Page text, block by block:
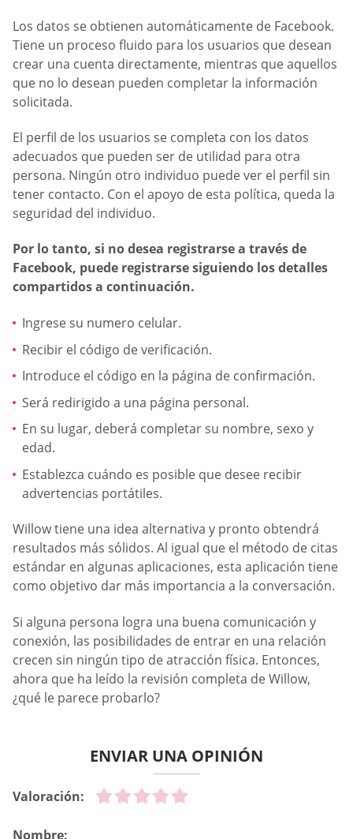
Los datos se obtienen automáticamente de Facebook.
Tiene un proceso fluido para los usuarios que desean
crear una cuenta directamente, mientras que aquellos
que no lo desean pueden completar la información
solicitada.
El perfil de los usuarios se completa con los datos
adecuados que pueden ser de utilidad para otra
persona. Ningún otro individuo puede ver el perfil sin
tener contacto. Con el apoyo de esta política, queda la
seguridad del individuo.
Por lo tanto, si no desea registrarse a través de
Facebook, puede registrarse siguiendo los detalles
compartidos a continuación.
Ingrese su numero celular.
Recibir el código de verificación.
Introduce el código en la página de confirmación.
Será redirigido a una página personal.
En su lugar, deberá completar su nombre, sexo y
edad.
Establezca cuándo es posible que desee recibir
advertencias portátiles.
Willow tiene una idea alternativa y pronto obtendrá
resultados más sólidos. Al igual que el método de citas
estándar en algunas aplicaciones, esta aplicación tiene
como objetivo dar más importancia a la conversación.
Si alguna persona logra una buena comunicación y
conexión, las posibilidades de entrar en una relación
crecen sin ningún tipo de atracción física. Entonces,
ahora que ha leído la revisión completa de Willow,
¿qué le parece probarlo?
ENVIAR UNA OPINIÓN
Valoración:
Nombre: